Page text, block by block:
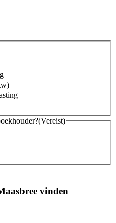
(Vereist)
vinden